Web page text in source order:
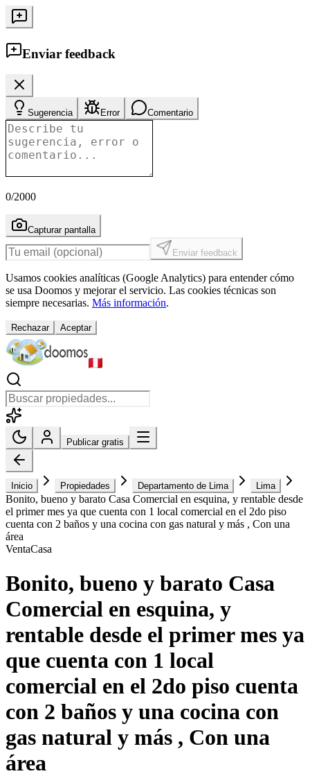
Enviar feedback
Sugerencia Error Comentario
0/2000
Capturar pantalla
Enviar feedback
Usamos cookies analíticas (Google Analytics) para entender cómo
se usa Doomos y mejorar el servicio. Las cookies técnicas son
siempre necesarias. Más información.
Rechazar Aceptar
Publicar gratis
Inicio Propiedades Departamento de Lima Lima
Bonito, bueno y barato Casa Comercial en esquina, y rentable desde
el primer mes ya que cuenta con 1 local comercial en el 2do piso
cuenta con 2 baños y una cocina con gas natural y más , Con una
área
VentaCasa
Bonito, bueno y barato Casa
Comercial en esquina, y
rentable desde el primer mes ya
que cuenta con 1 local
comercial en el 2do piso cuenta
con 2 baños y una cocina con
gas natural y más , Con una
área